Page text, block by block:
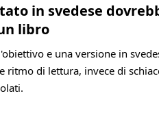
in svedese
libro
e una versione in
ritmo di lettura, invece di